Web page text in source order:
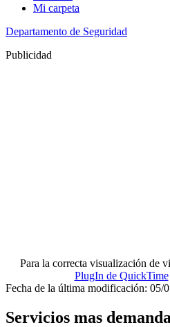
Mi carpeta
Departamento de Seguridad
Publicidad
Para la correcta visualización de
PlugIn de QuickTime
Fecha de la última modificación: 05/
Servicios mas